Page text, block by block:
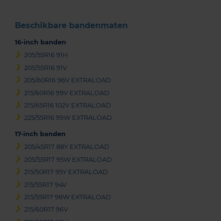
Beschikbare bandenmaten
16-inch banden
205/55R16 91H
205/55R16 91V
205/60R16 96V EXTRALOAD
215/60R16 99V EXTRALOAD
215/65R16 102V EXTRALOAD
225/55R16 99W EXTRALOAD
17-inch banden
205/45R17 88Y EXTRALOAD
205/55R17 95W EXTRALOAD
215/50R17 95Y EXTRALOAD
215/55R17 94V
215/55R17 98W EXTRALOAD
215/60R17 96V